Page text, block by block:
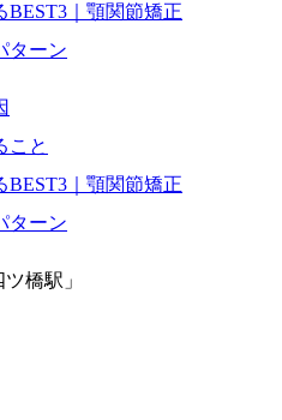
｜顎関節矯正
ターン
こと
｜顎関節矯正
ターン